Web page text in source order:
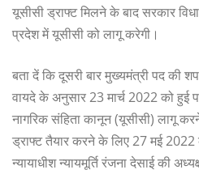
यूसीसी ड्राफ्ट मिलने के बाद सरकार
प्रदेश में यूसीसी को लागू करेगी।
बता दें कि दूसरी बार मुख्यमंत्री पद की
वायदे के अनुसार 23 मार्च 2022 को हुई
नागरिक संहिता कानून (यूसीसी) लागू
ड्राफ्ट तैयार करने के लिए 27 मई 2022
न्यायाधीश न्यायमूर्ति रंजना देसाई की